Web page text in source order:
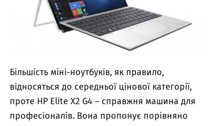
Більшість міні-ноутбуків, як правило,
відносяться до середньої цінової категорії,
проте HP Elite X2 G4 – справжня машина для
професіоналів. Вона пропонує порівняно